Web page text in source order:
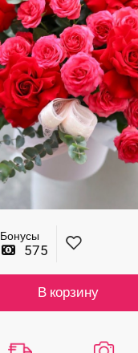
Бонусы
575
В корзину